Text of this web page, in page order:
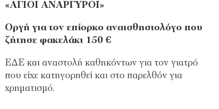
«ΑΓΙΟΙ ΑΝΑΡΓΥΡΟΙ»
Οργή για τον επίορκο αναισθησιολόγο που
ζήτησε φακελάκι 150 €
ΕΔΕ και αναστολή καθηκόντων για τον γιατρό
που είχε κατηγορηθεί και στο παρελθόν για
χρηματισμό.